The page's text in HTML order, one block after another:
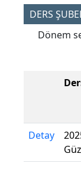
DERS
Dönem
Detay
Güz